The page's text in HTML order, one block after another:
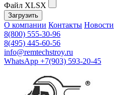
Файл XLSX
Загрузить
О компании Контакты Новости
8(800) 555-30-96
8(495) 445-60-56
info@remtechstroy.ru
WhatsApp +7(903) 593-20-45